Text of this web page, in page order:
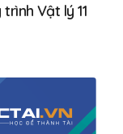
Vật lý 11